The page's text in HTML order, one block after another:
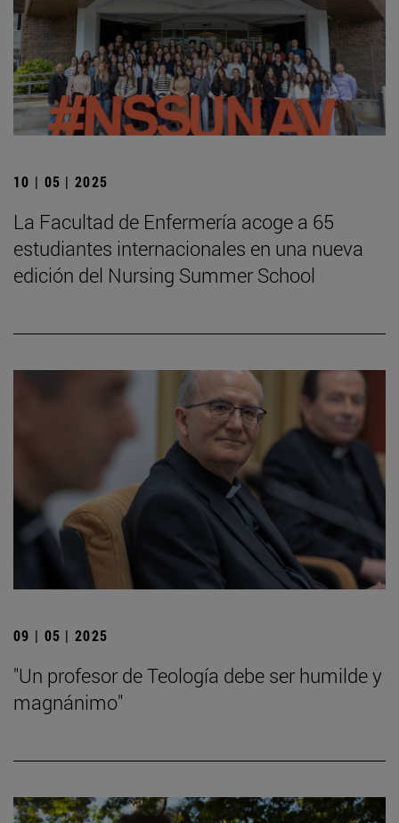
10 | 05 | 2025
La Facultad de Enfermería acoge a 65
estudiantes internacionales en una nueva
edición del Nursing Summer School
09 | 05 | 2025
"Un profesor de Teología debe ser humilde y
magnánimo"